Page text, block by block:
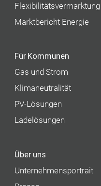
Flexibilitätsvermarktung
Marktbericht Energie
Für Kommunen
Gas und Strom
Klimaneutralität
PV-Lösungen
Ladelösungen
Über uns
Unternehmens­portrait